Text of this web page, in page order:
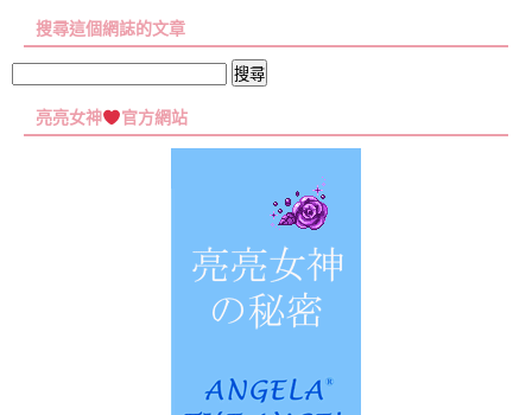
彙
搜尋這個網誌的文章
關
亮亮女神 官方網站